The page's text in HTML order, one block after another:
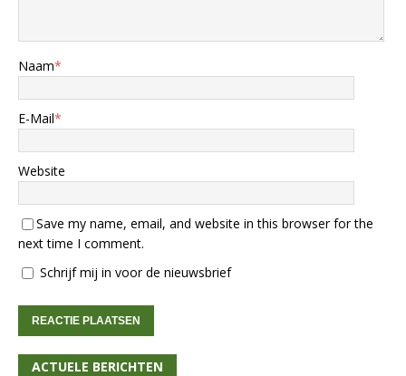
Naam*
E-Mail*
Website
Save my name, email, and website in this browser for the
next time I comment.
Schrijf mij in voor de nieuwsbrief
ACTUELE BERICHTEN